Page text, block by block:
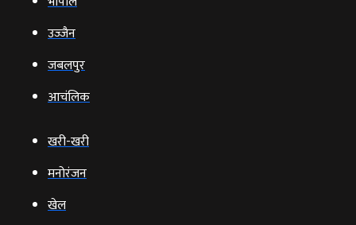
उज्‍जैन
जबलपुर
आचंलिक
खरी-खरी
मनोरंजन
खेल